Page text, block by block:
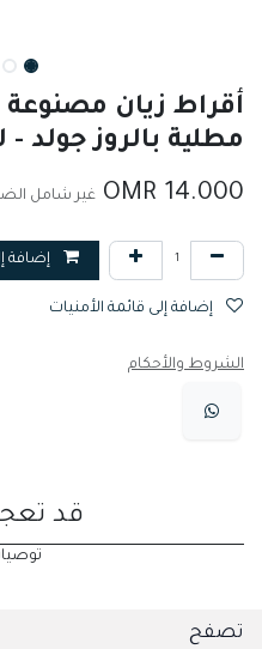
أقراط زيان
مطلية بالروز جولد -
14.000
غير شامل
إضافة
الشروط والأحكام
قد
تصفح